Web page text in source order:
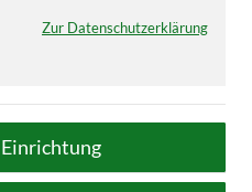
Zur Datenschutzerklärung